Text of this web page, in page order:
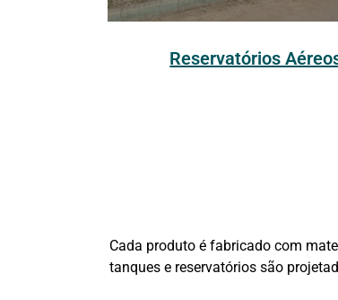
Reservatórios
Cada produto é fabricado com
tanques e reservatórios são